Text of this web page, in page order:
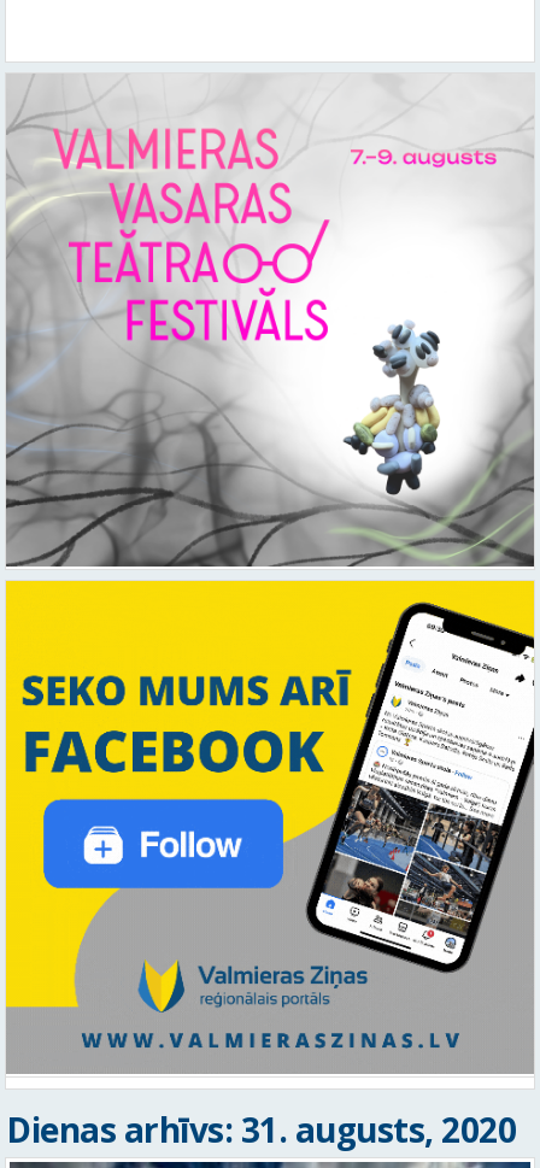
Dienas arhīvs: 31. augusts, 2020